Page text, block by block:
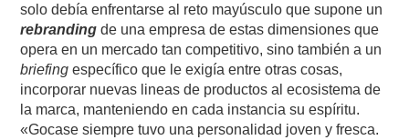
solo debía enfrentarse al reto mayúsculo que supone un
rebranding de una empresa de estas dimensiones que
opera en un mercado tan competitivo, sino también a un
briefing específico que le exigía entre otras cosas,
incorporar nuevas lineas de productos al ecosistema de
la marca, manteniendo en cada instancia su espíritu.
«Gocase siempre tuvo una personalidad joven y fresca.